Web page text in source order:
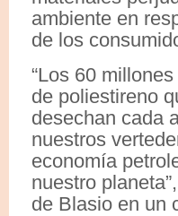
ambiente en
de los
“Los 60
de poliestireno
desechan cada
nuestros
economía
nuestro
de Blasio en un